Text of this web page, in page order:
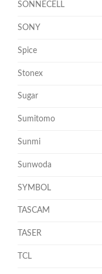
SONNECELL
SONY
Spice
Stonex
Sugar
Sumitomo
Sunmi
Sunwoda
SYMBOL
TASCAM
TASER
TCL